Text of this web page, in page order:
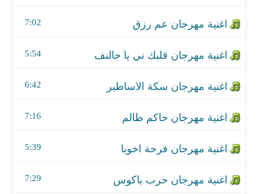
7:02
5:54
6:42
7:16
اغنية مهرجان فرحة اخويا
5:39
اغنية مهرجان حرب باكوس
7:29
اغنية مهرجان من الصعب تعيشي عشيتنا
اغنية مهرجان شبل وحملة